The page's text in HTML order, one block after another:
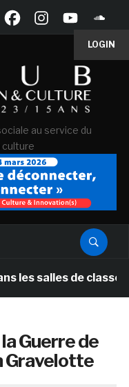
LOGIN
au service du
culture
salles de classe des
Guerre de
Gravelotte